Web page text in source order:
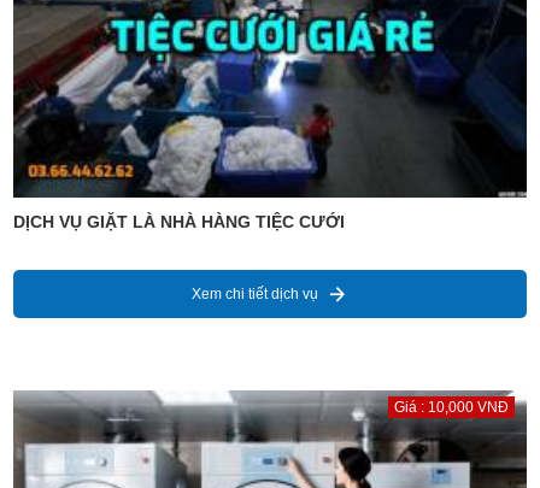
DỊCH VỤ GIẶT LÀ NHÀ HÀNG TIỆC CƯỚI
Xem chi tiết dịch vụ
Giá : 10,000 VNĐ